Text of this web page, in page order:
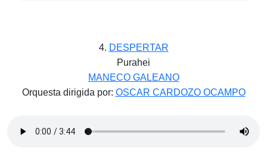
4. DESPERTAR
Purahei
MANECO GALEANO
Orquesta dirigida por: OSCAR CARDOZO OCAMPO